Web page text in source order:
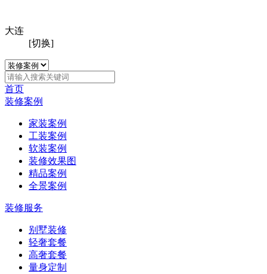
大连
[切换]
首页
装修案例
家装案例
工装案例
软装案例
装修效果图
精品案例
全景案例
装修服务
别墅装修
轻奢套餐
高奢套餐
量身定制